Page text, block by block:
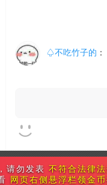
♤不吃竹子的 ：
请勿发表 不符合法律法
网页右侧悬浮栏领金币